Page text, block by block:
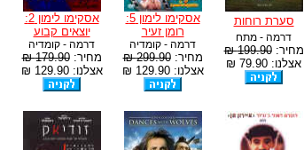
סערת רוחות
דרמה - מתח
מחיר:199.90 ₪
אצלנו: 79.90 ₪
אסקימו לימון 5:
רומן זעיר
דרמה - קומדיה
מחיר:299.90 ₪
אצלנו: 129.90 ₪
אסקימו לימון 2:
יוצאים קבוע
דרמה - קומדיה
מחיר:179.90 ₪
אצלנו: 129.90 ₪